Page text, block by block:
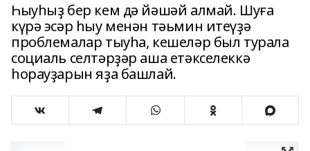
Һыуһыҙ бер кем дә йәшәй алмай. Шуға
күрә эсәр һыу менән тәьмин итеүҙә
проблемалар тыуһа, кешеләр был турала
социаль селтәрҙәр аша етәкселеккә
һорауҙарын яҙа башлай.